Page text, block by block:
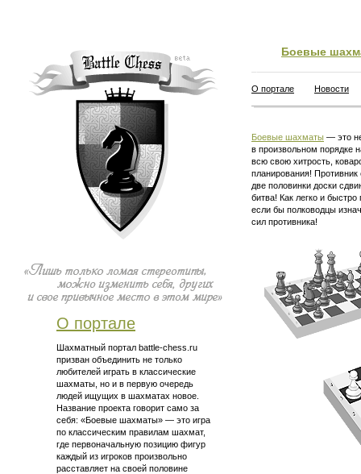
О портале
Шахматный портал battle-chess.ru
призван объединить не только
любителей играть в классические
шахматы, но и в первую очередь
людей ищущих в шахматах новое.
Название проекта говорит само за
себя: «Боевые шахматы» — это игра
по классическим правилам шахмат,
где первоначальную позицию фигур
каждый из игроков произвольно
расставляет на своей половине
Боевые
О портале Новости
Боевые шахматы — это
в произвольном порядке
всю свою хитрость,
планирования!
две половинки доски
битва! Как легко и
если бы полководцы
сил противника!